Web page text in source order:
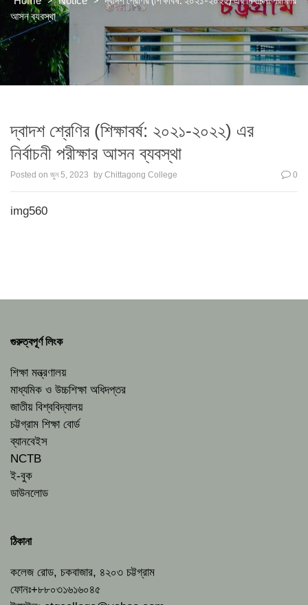
আসন ব্যবস্থা
দ্বাদশ শ্রেণির (শিক্ষাবর্ষ: ২০২১-২০২২) এর
নির্বাচনী পরীক্ষার আসন ব্যবস্থা
Posted on জুন 5, 2023 by Chittagong College 0
img560
গুরুত্বপূর্ণ লিংক
শিক্ষা মন্ত্রণালয়
মাধ্যমিক ও উচ্চশিক্ষা অধিদপ্তর
জাতীয় বিশ্ববিদ্যালয়
চট্টগ্রাম শিক্ষা বোর্ড
ব্যানবেইস
NCTB
ই-বুক
ডাউনলোড
ঠিকানা
কলেজ রোড, চকবাজার, ৪২০৩ চট্টগ্রাম
ফোনঃ+৮৮০৩১৬১৬০৪৫